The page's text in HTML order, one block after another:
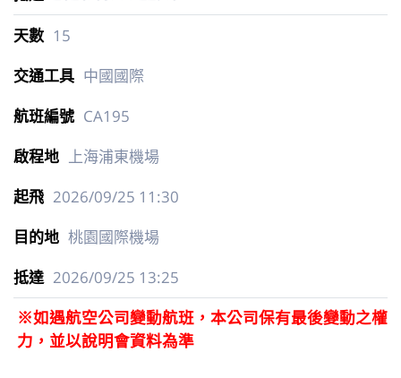
15
中國國際
CA195
上海浦東機場
2026/09/25 11:30
桃園國際機場
2026/09/25 13:25
※如遇航空公司變動航班，本公司保有最後變動之權
力，並以說明會資料為準